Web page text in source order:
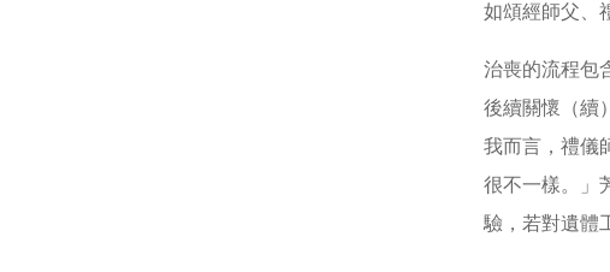
如頌經師父、
治喪的流程包
後續關懷（續
我而言，禮儀
很不一樣。」
驗，若對遺體